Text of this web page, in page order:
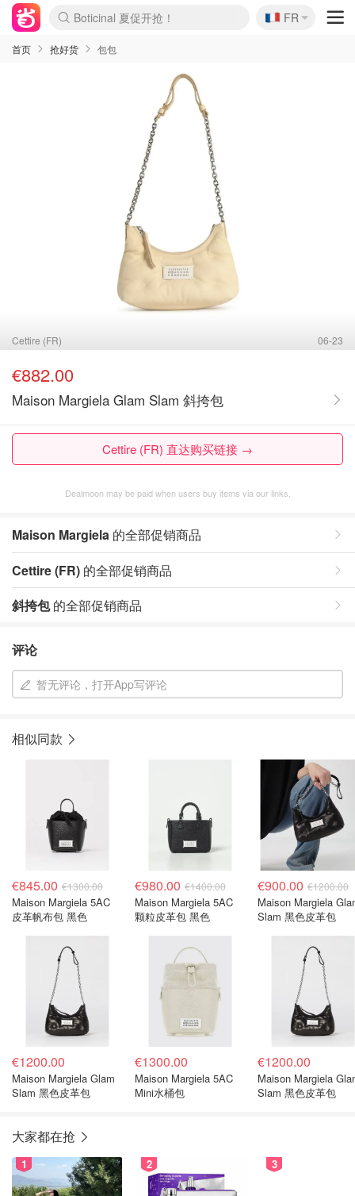
4折！lulu周四疯狂上新
还没结束！&OtherStories大促
Joybuy变相75折 随时失效
速领！Stanley独家85折
疑似霸哥！Camper额外叠85折
Zalando 奥莱闪促！每日更新
Moncler反季囤！5折起+叠9折
Coach Brooklyn仅€192
🇫🇷
FR
首页 抢好货 包包
Cettire (FR) 06-23
€882.00
Maison Margiela Glam Slam 斜挎包
Cettire (FR) 直达购买链接 →
Dealmoon may be paid when users buy items via our links.
Maison Margiela 的全部促销商品
Cettire (FR) 的全部促销商品
斜挎包的全部促销商品
评论
暂无评论，打开App写评论
相似同款
€845.00 €1300.00
Maison Margiela 5AC
皮革帆布包 黑色
€980.00 €1400.00
Maison Margiela 5AC
颗粒皮革包 黑色
€900.00 €1200.00
Maison Margiela
Slam 黑色皮革包
€1200.00
Maison Margiela Glam
Slam 黑色皮革包
€1300.00
Maison Margiela 5AC
Mini水桶包
€1200.00
Maison Margiela
Slam 黑色皮革包
大家都在抢
1 2 3